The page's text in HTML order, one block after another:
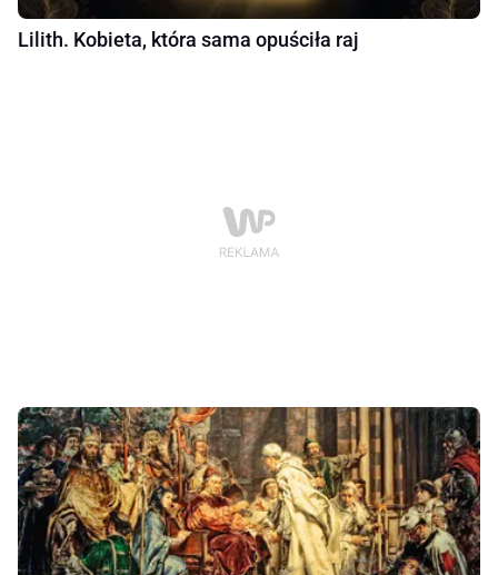
Lilith. Kobieta, która sama opuściła raj